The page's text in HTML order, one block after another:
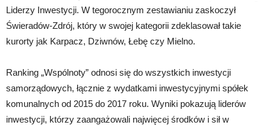
Liderzy Inwestycji. W tegorocznym zestawianiu zaskoczył
Świeradów-Zdrój, który w swojej kategorii zdeklasował takie
kurorty jak Karpacz, Dziwnów, Łebę czy Mielno.
Ranking „Wspólnoty” odnosi się do wszystkich inwestycji
samorządowych, łącznie z wydatkami inwestycyjnymi spółek
komunalnych od 2015 do 2017 roku. Wyniki pokazują liderów
inwestycji, którzy zaangażowali najwięcej środków i sił w